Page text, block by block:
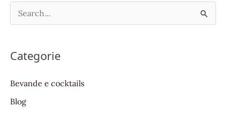
e
r
f
Categorie
Bevande e cocktails
Blog